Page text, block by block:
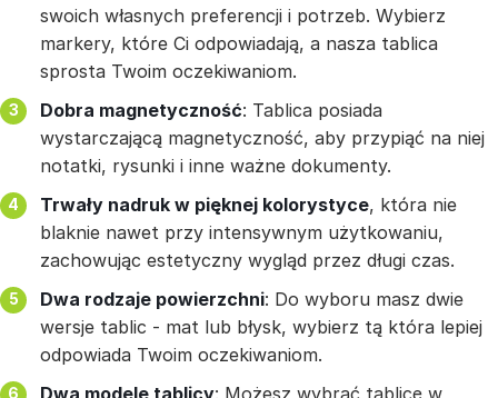
swoich własnych preferencji i potrzeb. Wybierz
markery, które Ci odpowiadają, a nasza tablica
sprosta Twoim oczekiwaniom.
Dobra magnetyczność: Tablica posiada
wystarczającą magnetyczność, aby przypiąć na niej
notatki, rysunki i inne ważne dokumenty.
Trwały nadruk w pięknej kolorystyce, która nie
blaknie nawet przy intensywnym użytkowaniu,
zachowując estetyczny wygląd przez długi czas.
Dwa rodzaje powierzchni: Do wyboru masz dwie
wersje tablic - mat lub błysk, wybierz tą która lepiej
odpowiada Twoim oczekiwaniom.
Dwa modele tablicy: Możesz wybrać tablicę w